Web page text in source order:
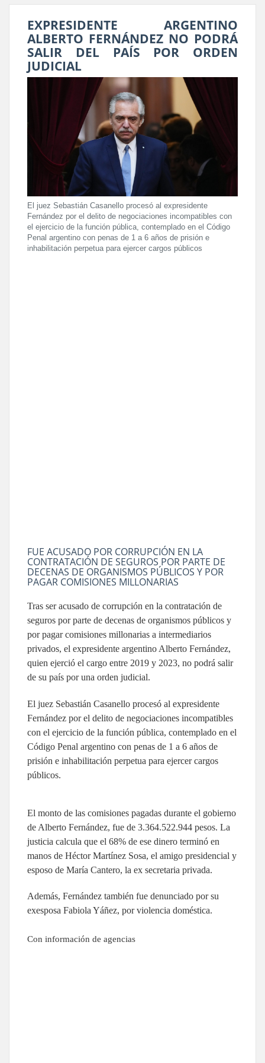
EXPRESIDENTE ARGENTINO
ALBERTO FERNÁNDEZ NO PODRÁ
SALIR DEL PAÍS POR ORDEN
JUDICIAL
El juez Sebastián Casanello procesó al expresidente
Fernández por el delito de negociaciones incompatibles con
el ejercicio de la función pública, contemplado en el Código
Penal argentino con penas de 1 a 6 años de prisión e
inhabilitación perpetua para ejercer cargos públicos
FUE ACUSADO POR CORRUPCIÓN EN LA
CONTRATACIÓN DE SEGUROS POR PARTE DE
DECENAS DE ORGANISMOS PÚBLICOS Y POR
PAGAR COMISIONES MILLONARIAS
Tras ser acusado de corrupción en la contratación de
seguros por parte de decenas de organismos públicos y
por pagar comisiones millonarias a intermediarios
privados, el expresidente argentino Alberto Fernández,
quien ejerció el cargo entre 2019 y 2023, no podrá salir
de su país por una orden judicial.
El juez Sebastián Casanello procesó al expresidente
Fernández por el delito de negociaciones incompatibles
con el ejercicio de la función pública, contemplado en el
Código Penal argentino con penas de 1 a 6 años de
prisión e inhabilitación perpetua para ejercer cargos
públicos.
El monto de las comisiones pagadas durante el gobierno
de Alberto Fernández, fue de 3.364.522.944 pesos. La
justicia calcula que el 68% de ese dinero terminó en
manos de Héctor Martínez Sosa, el amigo presidencial y
esposo de María Cantero, la ex secretaria privada.
Además, Fernández también fue denunciado por su
exesposa Fabiola Yáñez, por violencia doméstica.
Con información de agencias